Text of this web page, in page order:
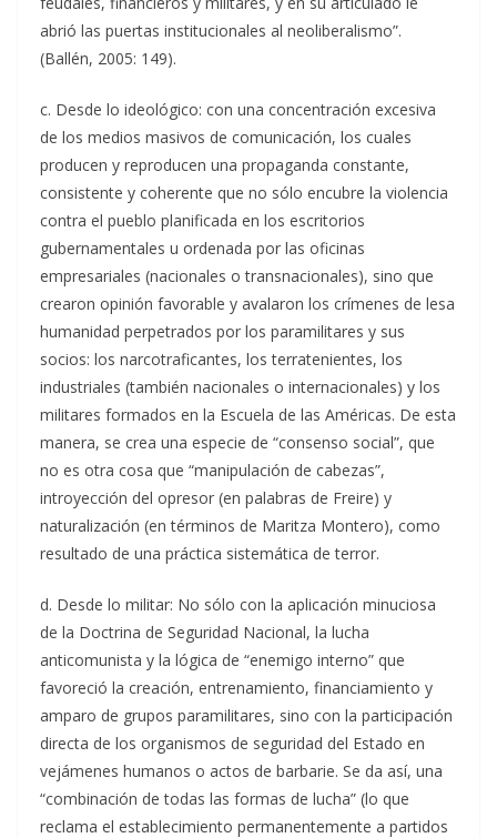
abrió las puertas institucionales al neoliberalismo”.
(Ballén, 2005: 149).
c. Desde lo ideológico: con una concentración excesiva
de los medios masivos de comunicación, los cuales
producen y reproducen una propaganda constante,
consistente y coherente que no sólo encubre la violencia
contra el pueblo planificada en los escritorios
gubernamentales u ordenada por las oficinas
empresariales (nacionales o transnacionales), sino que
crearon opinión favorable y avalaron los crímenes de lesa
humanidad perpetrados por los paramilitares y sus
socios: los narcotraficantes, los terratenientes, los
industriales (también nacionales o internacionales) y los
militares formados en la Escuela de las Américas. De esta
manera, se crea una especie de “consenso social”, que
no es otra cosa que “manipulación de cabezas”,
introyección del opresor (en palabras de Freire) y
naturalización (en términos de Maritza Montero), como
resultado de una práctica sistemática de terror.
d. Desde lo militar: No sólo con la aplicación minuciosa
de la Doctrina de Seguridad Nacional, la lucha
anticomunista y la lógica de “enemigo interno” que
favoreció la creación, entrenamiento, financiamiento y
amparo de grupos paramilitares, sino con la participación
directa de los organismos de seguridad del Estado en
vejámenes humanos o actos de barbarie. Se da así, una
“combinación de todas las formas de lucha” (lo que
reclama el establecimiento permanentemente a partidos